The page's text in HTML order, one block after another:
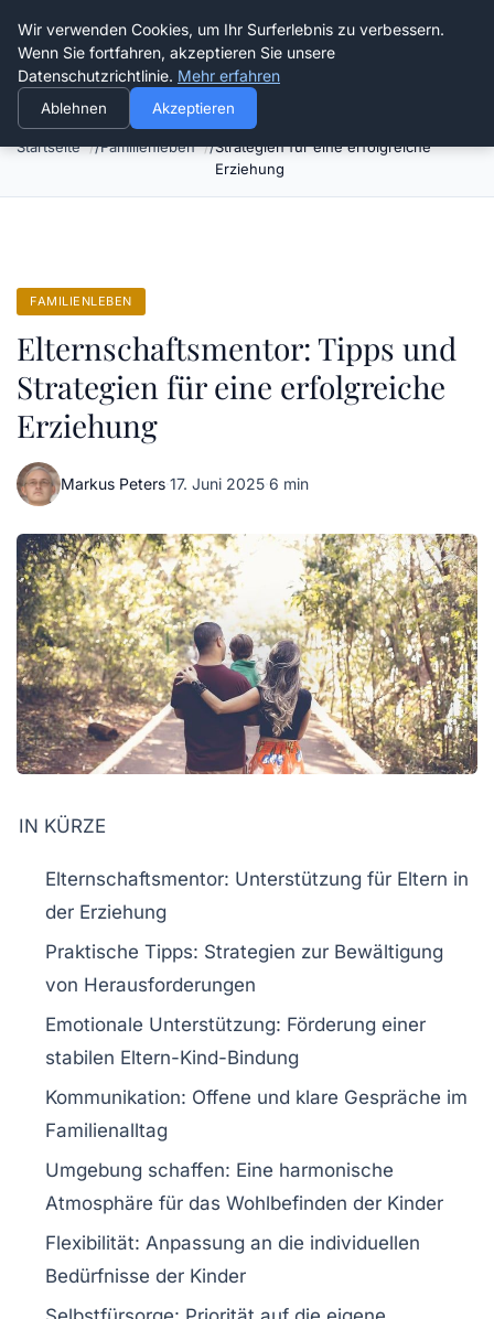
Verflixt-und-aufgetrennt.de
Startseite Familienleben
Elternschaftsmentor: Tipps und
Strategien für eine erfolgreiche
Erziehung
FAMILIENLEBEN
Elternschaftsmentor: Tipps und
Strategien für eine erfolgreiche
Erziehung
Markus Peters·17. Juni 2025·6 min
IN KÜRZE
Elternschaftsmentor: Unterstützung für Eltern in
der Erziehung
Praktische Tipps: Strategien zur Bewältigung
von Herausforderungen
Emotionale Unterstützung: Förderung einer
stabilen Eltern-Kind-Bindung
Kommunikation: Offene und klare Gespräche im
Familienalltag
Umgebung schaffen: Eine harmonische
Atmosphäre für das Wohlbefinden der Kinder
Flexibilität: Anpassung an die individuellen
Bedürfnisse der Kinder
Wir verwenden Cookies, um Ihr Surferlebnis zu verbessern.
Wenn Sie fortfahren, akzeptieren Sie unsere
Datenschutzrichtlinie. Mehr erfahren
Ablehnen Akzeptieren